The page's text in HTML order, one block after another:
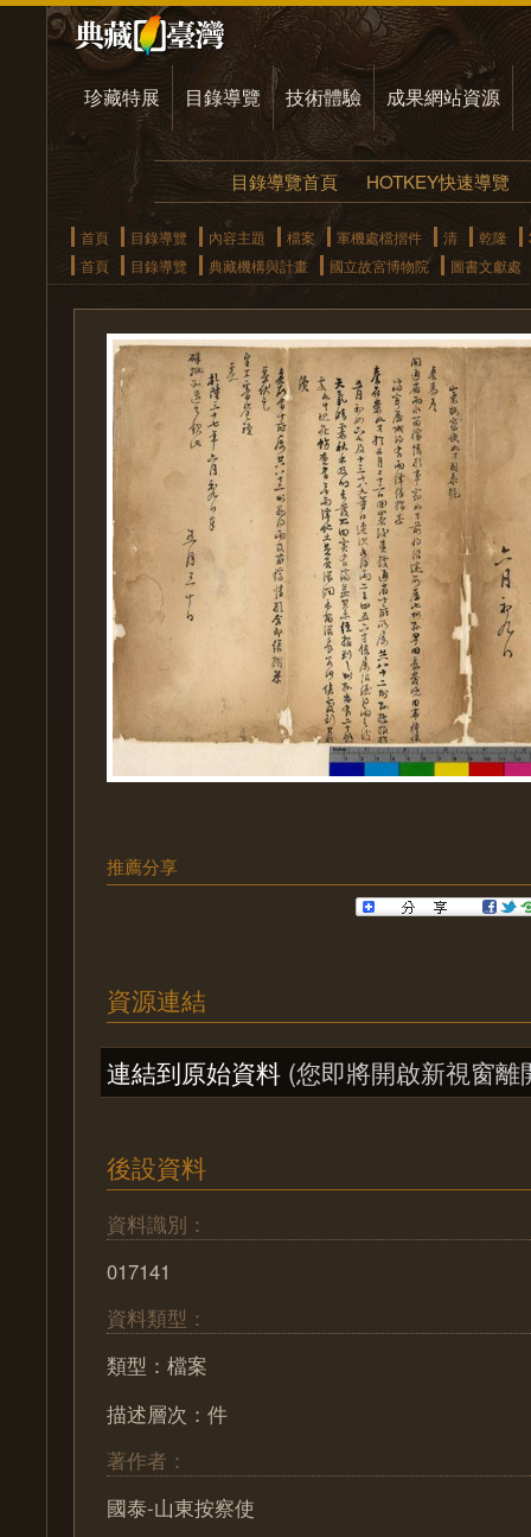
珍藏特展 目錄導覽 技術體驗 成果網站資源
目錄導覽首頁 HOTKEY快速導覽
首頁 目錄導覽 內容主題 檔案 軍機處檔摺件 清 乾隆
首頁
目錄導覽 典藏機構與計畫 國立故宮博物院 圖書文獻處
推薦分享
資源連結
連結到原始資料 (您即將開啟新視窗離
後設資料
資料識別：
017141
資料類型：
類型：檔案
描述層次：件
著作者：
國泰-山東按察使